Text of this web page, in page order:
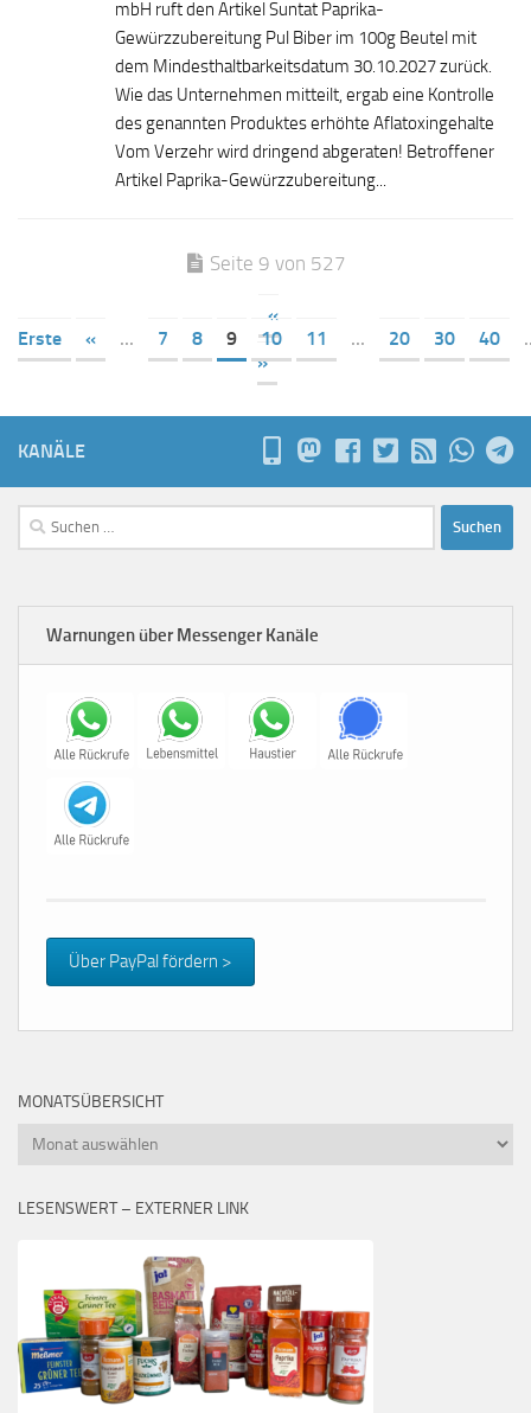
mbH ruft den Artikel Suntat Paprika-
Gewürzzubereitung Pul Biber im 100g Beutel mit
dem Mindesthaltbarkeitsdatum 30.10.2027 zurück.
Wie das Unternehmen mitteilt, ergab eine Kontrolle
des genannten Produktes erhöhte Aflatoxingehalte
Vom Verzehr wird dringend abgeraten! Betroffener
Artikel Paprika-Gewürzzubereitung...
Seite 9 von 527
«
Erste
« ... 7 8 9 10 11 ... 20 30 40
»
KANÄLE
Suchen
nach:
Warnungen über Messenger Kanäle
Über PayPal fördern >
MONATSÜBERSICHT
Monatsübersicht
LESENSWERT – EXTERNER LINK